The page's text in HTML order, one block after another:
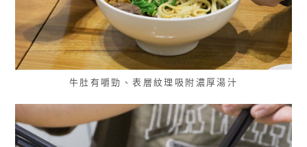
牛肚有嚼勁、表層紋理吸附濃厚湯汁